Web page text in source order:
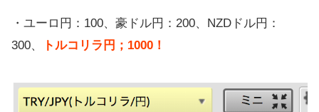
・ユーロ円：100、豪ドル円：200、NZDドル円：
300、
トルコリラ円；1000！